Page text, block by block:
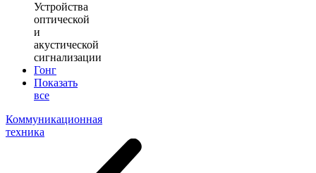
Устройства
оптической
и
акустической
сигнализации
Гонг
Показать
все
Коммуникационная
техника